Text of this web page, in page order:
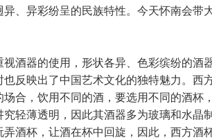
、异彩纷呈的民族特性。今天怀南会带
酒器的使用，形状各异、色彩缤纷的酒
反映出了中国艺术文化的独特魅力。西
合，饮用不同的酒，要选用不同的酒杯
轻薄透明，因此其酒器多为玻璃和水晶
酒杯，让酒在杯中回旋，因此，西方酒